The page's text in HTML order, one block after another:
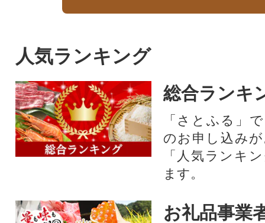
人気ランキング
総合ランキ
「さとふる」
のお申し込み
「人気ランキ
ます。
お礼品事業